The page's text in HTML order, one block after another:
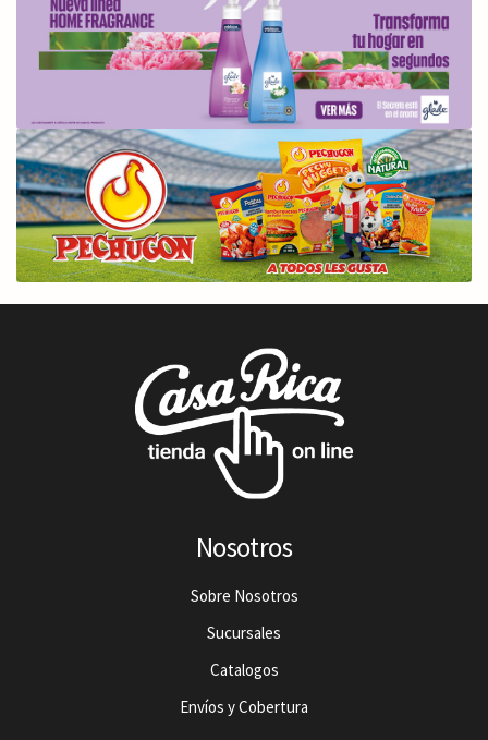
Nosotros
Sobre Nosotros
Sucursales
Catalogos
Envíos y Cobertura